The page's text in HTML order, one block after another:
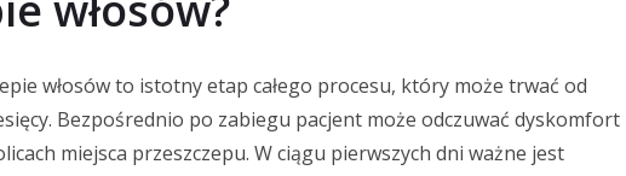
włosów to istotny etap całego procesu, który może trwać od
Bezpośrednio po zabiegu pacjent może odczuwać dyskomfort
miejsca przeszczepu. W ciągu pierwszych dni ważne jest